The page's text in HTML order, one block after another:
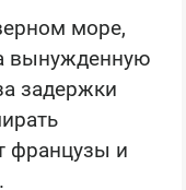
море,
вынужденную
задержки
французы и